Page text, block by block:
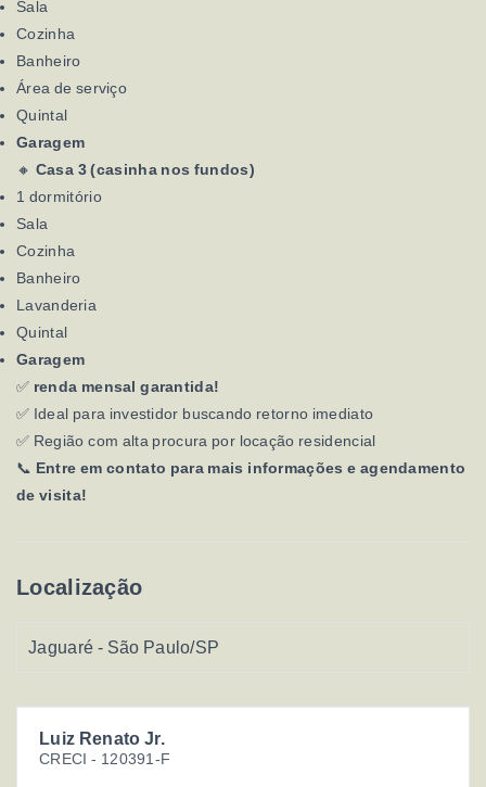
Luiz Renato Jr.
CRECI - 120391-F
Sala
Cozinha
Banheiro
Área de serviço
Quintal
Garagem
🔸 Casa 3 (casinha nos fundos)
1 dormitório
Sala
Cozinha
Banheiro
Lavanderia
Quintal
Garagem
✅ renda mensal garantida!
✅ Ideal para investidor buscando retorno imediato
✅ Região com alta procura por locação residencial
📞 Entre em contato para mais informações e agendamento
de visita!
Localização
Jaguaré - São Paulo/SP